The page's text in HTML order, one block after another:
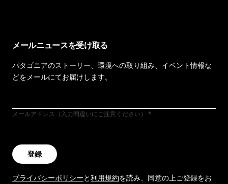
メールニュースを受け取る
パタゴニアのストーリー、環境への取り組み、イベント情報な
どをメールにてお届けします。
メールアドレス（入力間違いにご注意ください）
登録
プライバシーポリシーと利用規約を読み、同意の上ご登録をお